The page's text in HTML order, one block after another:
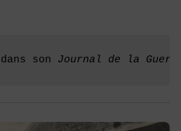
son Journal de la